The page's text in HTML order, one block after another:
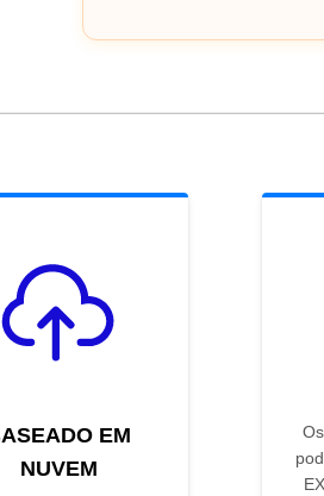
EM
NUVEM